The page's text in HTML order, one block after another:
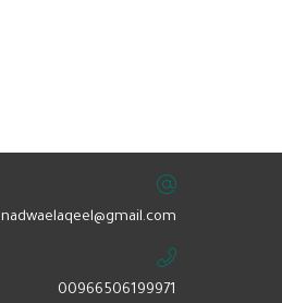
‏nadwaelaqeel@gmail.com
00966506199971